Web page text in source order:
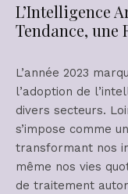
L’Intelligence
Tendance, une
L’année 2023
l’adoption de
divers secteurs.
s’impose comme
transformant nos
même nos vies
de traitement